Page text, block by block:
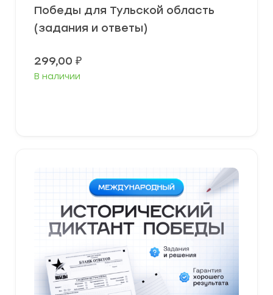
Победы для Тульской область
(задания и ответы)
299,00 ₽
В наличии